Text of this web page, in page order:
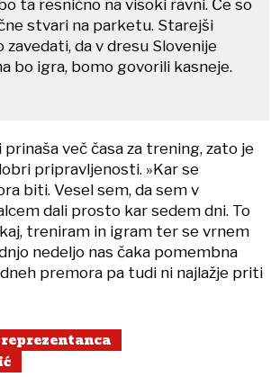
ta resnično na visoki ravni. Če so
stvari na parketu. Starejši
da v dresu Slovenije
bo igra, bomo govorili kasneje.
več časa za trening, zato je
pripravljenosti. »Kar se
biti. Vesel sem, da sem v
dali prosto kar sedem dni. To
treniram in igram ter se vrnem
nedeljo nas čaka pomembna
premora pa tudi ni najlažje priti